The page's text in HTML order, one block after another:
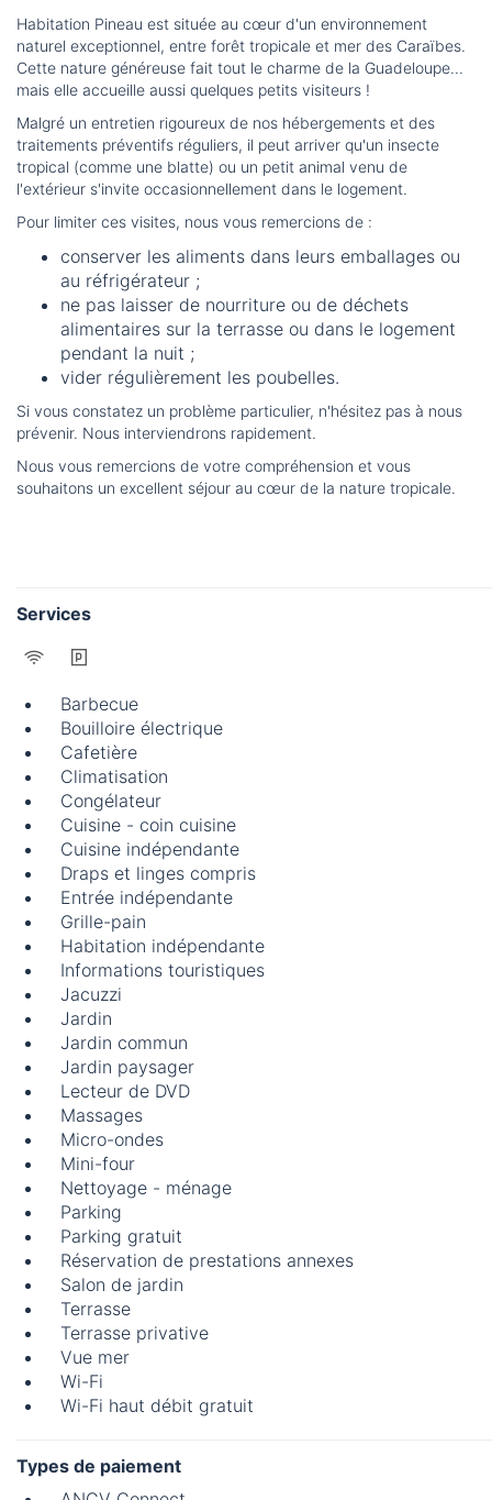
Habitation Pineau est située au cœur d'un environnement
naturel exceptionnel, entre forêt tropicale et mer des Caraïbes.
Cette nature généreuse fait tout le charme de la Guadeloupe...
mais elle accueille aussi quelques petits visiteurs !
Malgré un entretien rigoureux de nos hébergements et des
traitements préventifs réguliers, il peut arriver qu'un insecte
tropical (comme une blatte) ou un petit animal venu de
l'extérieur s'invite occasionnellement dans le logement.
Pour limiter ces visites, nous vous remercions de :
conserver les aliments dans leurs emballages ou
au réfrigérateur ;
ne pas laisser de nourriture ou de déchets
alimentaires sur la terrasse ou dans le logement
pendant la nuit ;
vider régulièrement les poubelles.
Si vous constatez un problème particulier, n'hésitez pas à nous
prévenir. Nous interviendrons rapidement.
Nous vous remercions de votre compréhension et vous
souhaitons un excellent séjour au cœur de la nature tropicale.
Services
Barbecue
Bouilloire électrique
Cafetière
Climatisation
Congélateur
Cuisine - coin cuisine
Cuisine indépendante
Draps et linges compris
Entrée indépendante
Grille-pain
Habitation indépendante
Informations touristiques
Jacuzzi
Jardin
Jardin commun
Jardin paysager
Lecteur de DVD
Massages
Micro-ondes
Mini-four
Nettoyage - ménage
Parking
Parking gratuit
Réservation de prestations annexes
Salon de jardin
Terrasse
Terrasse privative
Vue mer
Wi-Fi
Wi-Fi haut débit gratuit
Types de paiement